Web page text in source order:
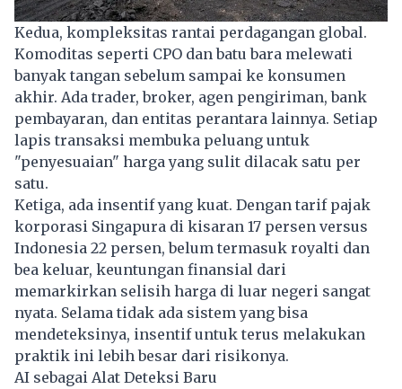
Kedua, kompleksitas rantai perdagangan global.
Komoditas seperti CPO dan batu bara melewati
banyak tangan sebelum sampai ke konsumen
akhir. Ada trader, broker, agen pengiriman, bank
pembayaran, dan entitas perantara lainnya. Setiap
lapis transaksi membuka peluang untuk
"penyesuaian" harga yang sulit dilacak satu per
satu.
Ketiga, ada insentif yang kuat. Dengan tarif pajak
korporasi Singapura di kisaran 17 persen versus
Indonesia 22 persen, belum termasuk royalti dan
bea keluar, keuntungan finansial dari
memarkirkan selisih harga di luar negeri sangat
nyata. Selama tidak ada sistem yang bisa
mendeteksinya, insentif untuk terus melakukan
praktik ini lebih besar dari risikonya.
AI sebagai Alat Deteksi Baru